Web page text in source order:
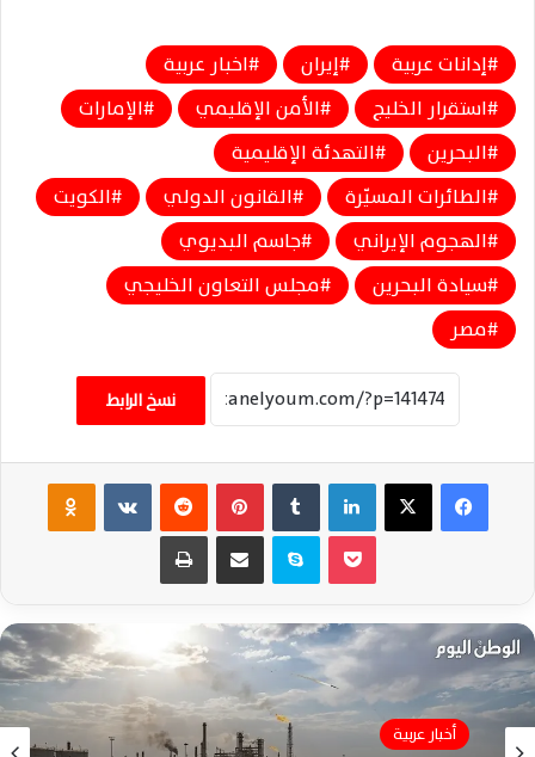
إدانات عربية إيران
اخبار عربية
استقرار الخليج
الأمن الإقليمي
الإمارات
البحرين
التهدئة الإقليمية
الطائرات المسيّرة
القانون الدولي
الكويت
الهجوم الإيراني
جاسم البديوي
سيادة البحرين
مجلس التعاون الخليجي
مصر
نسخ الرابط
فيسبوك ‫X لينكدإن بينتيريست ‏VKontakte
سكايب مشاركة عبر البريد طباعة
أخبار عربية